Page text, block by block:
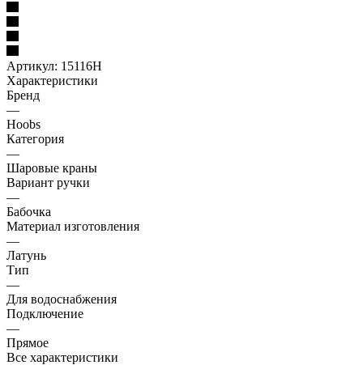
Артикул: 15116Н
Характеристики
Бренд
—
Hoobs
Категория
—
Шаровые краны
Вариант ручки
—
Бабочка
Материал изготовления
—
Латунь
Тип
—
Для водоснабжения
Подключение
—
Прямое
Все характеристики